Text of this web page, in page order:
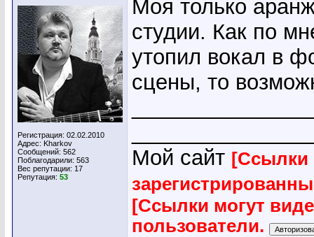
Регистрация: 02.02.2010
Адрес: Kharkov
Сообщений: 562
Поблагодарили: 563
Вес репутации: 17
Репутация: 53
Моя только
студии. Как по
утопил вокал в
сцены, то
Мой сайт [Ссылки
[Ссылки могут
пользователи.